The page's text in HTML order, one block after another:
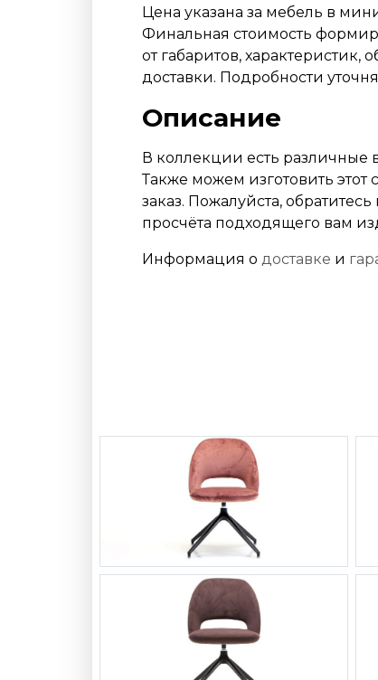
Цена указана за мебель в
Финальная стоимость
от габаритов,
доставки. Подробности
Описание
В коллекции есть различные
Также можем изготовить этот
заказ. Пожалуйста,
просчёта подходящего вам
Информация о доставке и